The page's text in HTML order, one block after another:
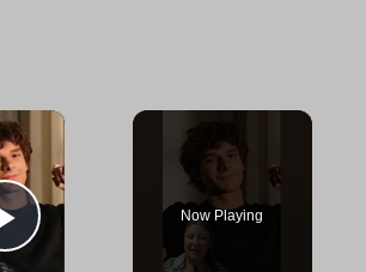
×
Play Video
Now Playing